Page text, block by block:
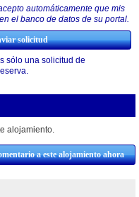
automáticamente que mis
el banco de datos de su portal.
sólo una solicitud de
alojamiento.
a este alojamiento ahora